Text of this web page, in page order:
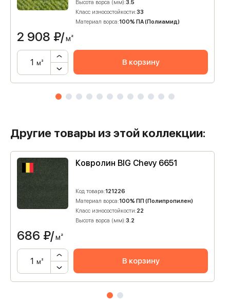
Высота ворса (мм):3.5
Класс износостойкости:33
Материал ворса:100% ПА (Полиамид)
2 908 ₽/м²
м² В корзину
Другие товары из этой коллекции:
Ковролин BIG Chevy 6651
Код товара:121226
Материал ворса:100% ПП (Полипропилен)
Класс износостойкости:22
Высота ворса (мм):3.2
686 ₽/м²
м² В корзину